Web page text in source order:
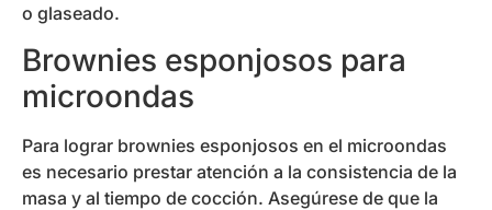
o glaseado.
Brownies esponjosos para
microondas
Para lograr brownies esponjosos en el microondas
es necesario prestar atención a la consistencia de la
masa y al tiempo de cocción. Asegúrese de que la